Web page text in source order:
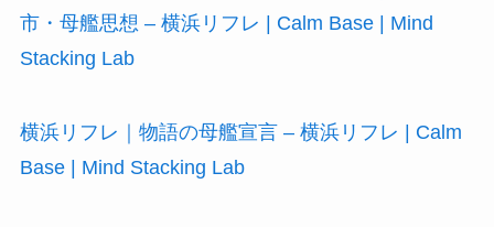
市・母艦思想 – 横浜リフレ | Calm Base | Mind
Stacking Lab
横浜リフレ｜物語の母艦宣言 – 横浜リフレ | Calm
Base | Mind Stacking Lab